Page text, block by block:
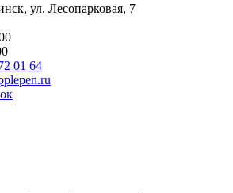
ул. Лесопарковая, 7
01 64